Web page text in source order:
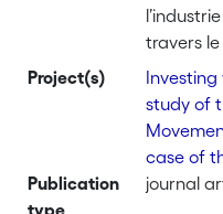
travers
Investing
le
Project(s)
Investing
study of
case of
Publication
type
journal